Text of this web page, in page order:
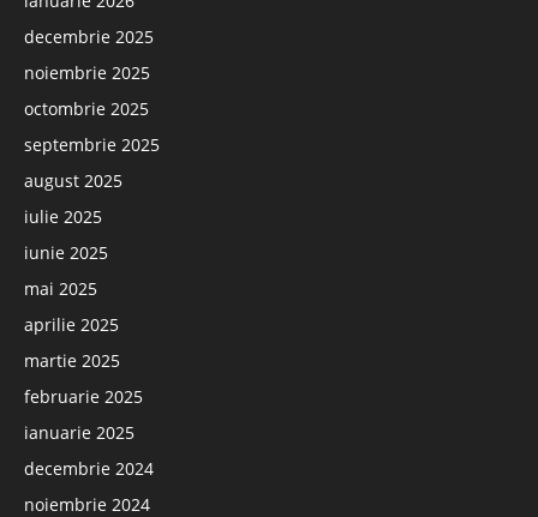
decembrie 2025
noiembrie 2025
octombrie 2025
septembrie 2025
august 2025
iulie 2025
iunie 2025
mai 2025
aprilie 2025
martie 2025
februarie 2025
ianuarie 2025
decembrie 2024
noiembrie 2024